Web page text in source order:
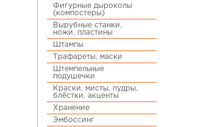
Фигурные дыроколы
(компостеры)
Вырубные станки,
ножи, пластины
Штампы
Трафареты, маски
Штемпельные
подушечки
Краски, мисты, пудры,
блёстки, акценты
Хранение
Эмбоссинг